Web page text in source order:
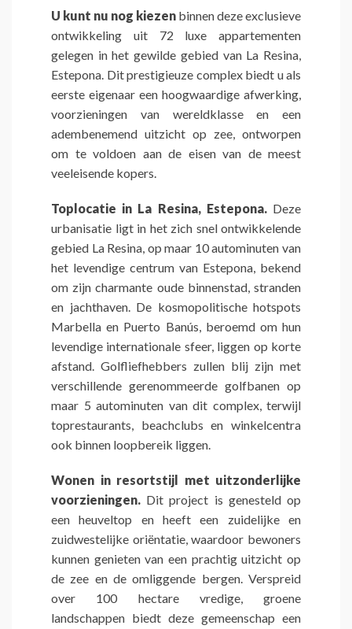
U kunt nu nog kiezen binnen deze exclusieve
ontwikkeling uit 72 luxe appartementen
gelegen in het gewilde gebied van La Resina,
Estepona. Dit prestigieuze complex biedt u als
eerste eigenaar een hoogwaardige afwerking,
voorzieningen van wereldklasse en een
adembenemend uitzicht op zee, ontworpen
om te voldoen aan de eisen van de meest
veeleisende kopers.
Toplocatie in La Resina, Estepona.Deze
urbanisatie ligt in het zich snel ontwikkelende
gebied La Resina, op maar 10 autominuten van
het levendige centrum van Estepona, bekend
om zijn charmante oude binnenstad, stranden
en jachthaven. De kosmopolitische hotspots
Marbella en Puerto Banús, beroemd om hun
levendige internationale sfeer, liggen op korte
afstand. Golfliefhebbers zullen blij zijn met
verschillende gerenommeerde golfbanen op
maar 5 autominuten van dit complex, terwijl
toprestaurants, beachclubs en winkelcentra
ook binnen loopbereik liggen.
Wonen in resortstijl met uitzonderlijke
voorzieningen. Dit project is genesteld op
een heuveltop en heeft een zuidelijke en
zuidwestelijke oriëntatie, waardoor bewoners
kunnen genieten van een prachtig uitzicht op
de zee en de omliggende bergen. Verspreid
over 100 hectare vredige, groene
landschappen biedt deze gemeenschap een